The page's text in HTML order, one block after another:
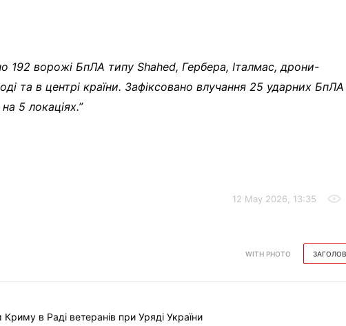
192 ворожі БпЛА типу Shahed, Гербера, Італмас, дрони-
та в центрі країни. Зафіксовано влучання 25 ударних
5 локаціях.”
12 May 2026, 13:35
WITH PHOTO
в Раді ветеранів при Уряді України